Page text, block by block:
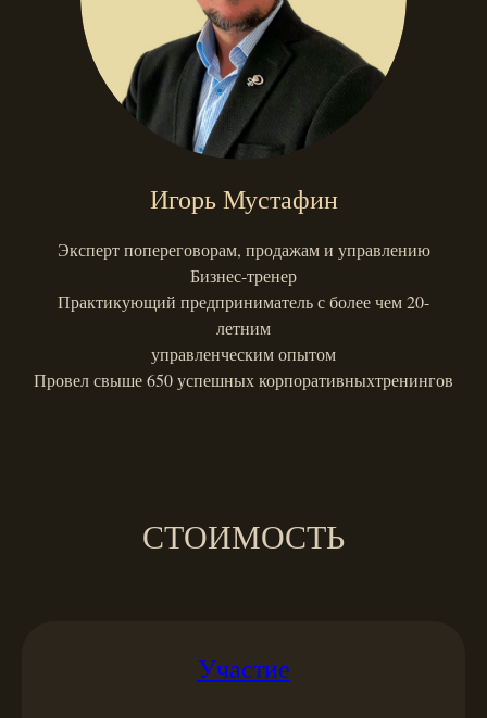
Игорь Мустафин
Эксперт попереговорам, продажам и управлению
Бизнес-тренер
Практикующий предприниматель с более чем 20-
летним
управленческим опытом
Провел свыше 650 успешных корпоративныхтренингов
СТОИМОСТЬ
Участие